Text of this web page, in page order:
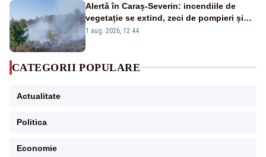
Alertă în Caraș-Severin: incendiile de
vegetație se extind, zeci de pompieri și
silvicultori se luptă cu flăcările - VIDEO
1 aug. 2026, 12:44
CATEGORII POPULARE
Actualitate
Politica
Economie